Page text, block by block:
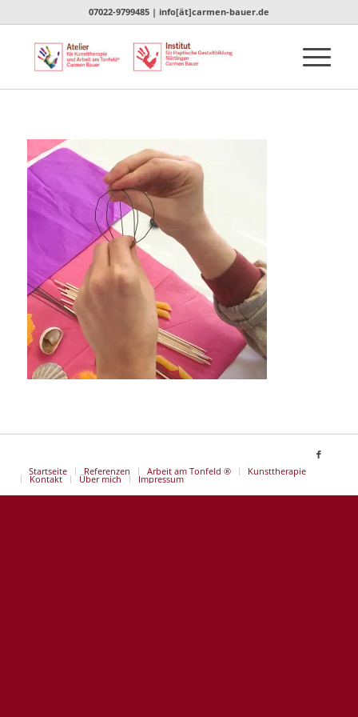
07022-9799485 | info[ät]carmen-bauer.de
Startseite Referenzen Arbeit am Tonfeld ® Kunsttherapie
Kontakt Über mich Impressum